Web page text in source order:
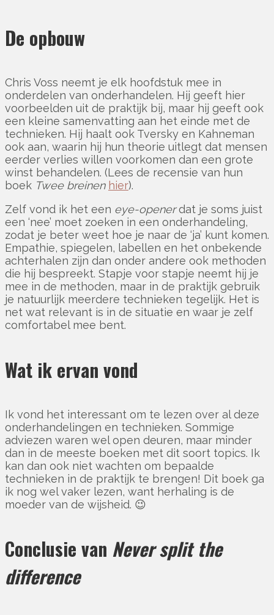
De opbouw
Chris Voss neemt je elk hoofdstuk mee in
onderdelen van onderhandelen. Hij geeft hier
voorbeelden uit de praktijk bij, maar hij geeft ook
een kleine samenvatting aan het einde met de
technieken. Hij haalt ook Tversky en Kahneman
ook aan, waarin hij hun theorie uitlegt dat mensen
eerder verlies willen voorkomen dan een grote
winst behandelen. (Lees de recensie van hun
boek Twee breinen hier).
Zelf vond ik het een eye-openerdat je soms juist
een ‘nee’ moet zoeken in een onderhandeling,
zodat je beter weet hoe je naar de ‘ja’ kunt komen.
Empathie, spiegelen, labellen en het onbekende
achterhalen zijn dan onder andere ook methoden
die hij bespreekt. Stapje voor stapje neemt hij je
mee in de methoden, maar in de praktijk gebruik
je natuurlijk meerdere technieken tegelijk. Het is
net wat relevant is in de situatie en waar je zelf
comfortabel mee bent.
Wat ik ervan vond
Ik vond het interessant om te lezen over al deze
onderhandelingen en technieken. Sommige
adviezen waren wel open deuren, maar minder
dan in de meeste boeken met dit soort topics. Ik
kan dan ook niet wachten om bepaalde
technieken in de praktijk te brengen! Dit boek ga
ik nog wel vaker lezen, want herhaling is de
moeder van de wijsheid. 😉
Conclusie van Never split the
difference